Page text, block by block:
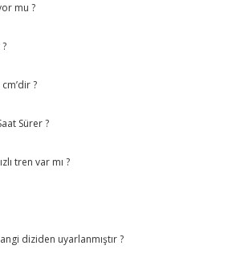
mu ?
?
Sürer ?
tren var mı ?
diziden uyarlanmıştır ?